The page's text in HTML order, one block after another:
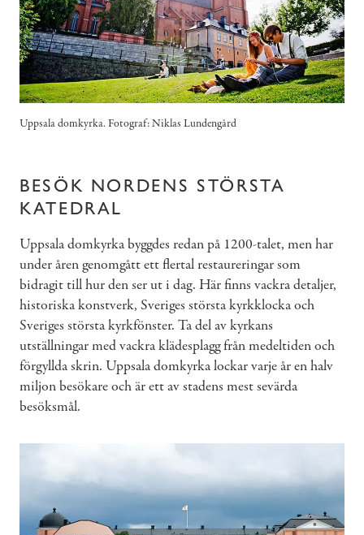
Uppsala domkyrka. Fotograf: Niklas Lundengård
BESÖK NORDENS STÖRSTA
KATEDRAL
Uppsala domkyrka byggdes redan på 1200-talet, men har
under åren genomgått ett flertal restaureringar som
bidragit till hur den ser ut i dag. Här finns vackra detaljer,
historiska konstverk, Sveriges största kyrkklocka och
Sveriges största kyrkfönster. Ta del av kyrkans
utställningar med vackra klädesplagg från medeltiden och
förgyllda skrin. Uppsala domkyrka lockar varje år en halv
miljon besökare och är ett av stadens mest sevärda
besöksmål.